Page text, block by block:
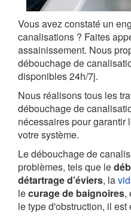
Vous avez constaté un
canalisations ? Faites
assainissement. Nous
débouchage de
disponibles 24h/7j.
Nous réalisons tous les
débouchage de
nécessaires pour garantir
votre système.
Le débouchage de
problèmes, tels que le
détartrage d’éviers, la
lecurage de baignoires,
le type d'obstruction, il